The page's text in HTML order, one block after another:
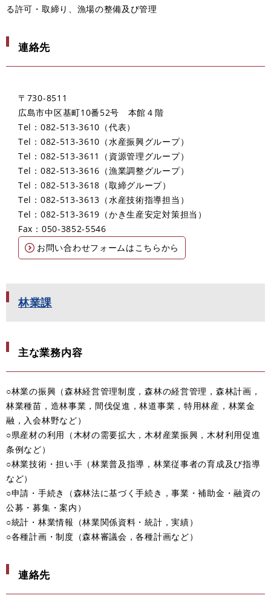
る許可・取締り、漁場の整備及び管理
連絡先
〒730-8511
広島市中区基町10番52号 本館４階
Tel：082-513-3610
代表
Tel：082-513-3610
水産振興グループ
Tel：082-513-3611
資源管理グループ
Tel：082-513-3616
漁業調整グループ
Tel：082-513-3618
取締グループ
Tel：082-513-3613
水産技術指導担当
Tel：082-513-3619
かき生産安定対策担当
Fax：050-3852-5546
お問い合わせフォームはこちらから
林業課
主な業務内容
○林業の振興（森林経営管理制度，森林の経営管理，森林計画，
林業種苗，造林事業，間伐促進，林道事業，特用林産，林業金
融，入会林野など）
○県産材の利用（木材の需要拡大，木材産業振興，木材利用促進
条例など）
○林業技術・担い手（林業普及指導，林業従事者の育成及び指導
など）
○申請・手続き（森林法に基づく手続き，事業・補助金・融資の
公募・募集・案内）
○統計・林業情報（林業関係資料・統計，実績）
○各種計画・制度（森林審議会，各種計画など）
連絡先